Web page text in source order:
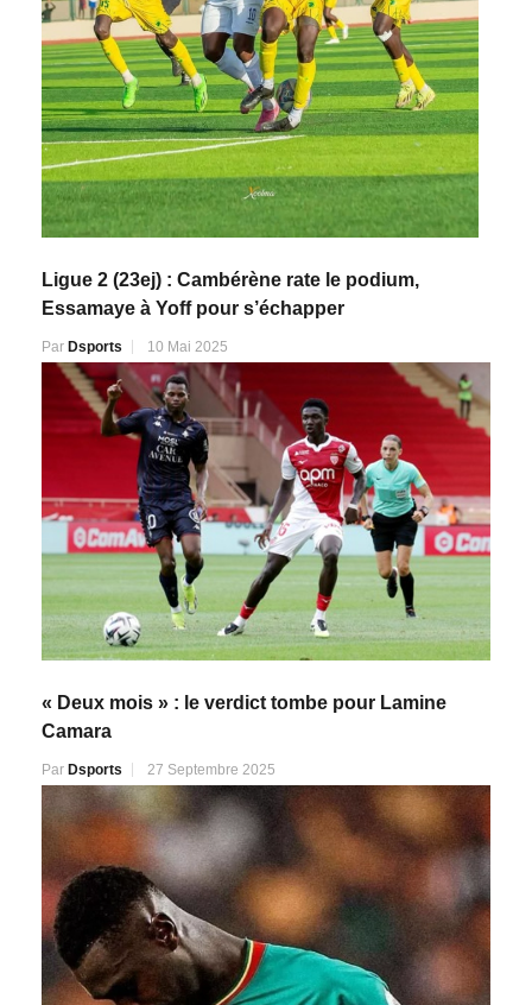
Ligue 2 (23ej) : Cambérène rate le podium,
Essamaye à Yoff pour s’échapper
Par Dsports 10 Mai 2025
« Deux mois » : le verdict tombe pour Lamine
Camara
Par Dsports 27 Septembre 2025